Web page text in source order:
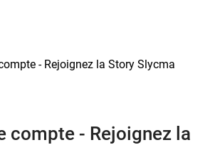
compte - Rejoignez la